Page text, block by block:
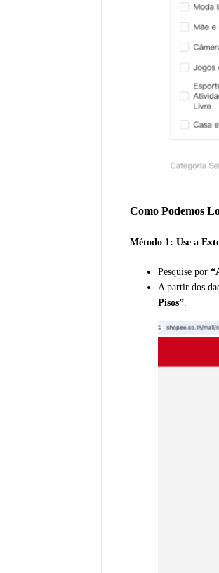
Como Podemos
Método 1: Use a
Pesquise por
A partir dos
Pisos”.